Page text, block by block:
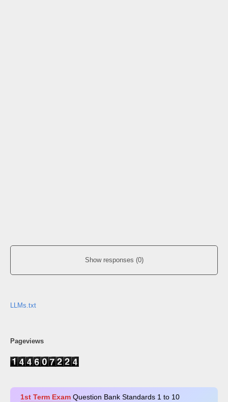
Show responses (0)
LLMs.txt
Pageviews
1st Term ExamQuestion Bank Standards 1 to 10